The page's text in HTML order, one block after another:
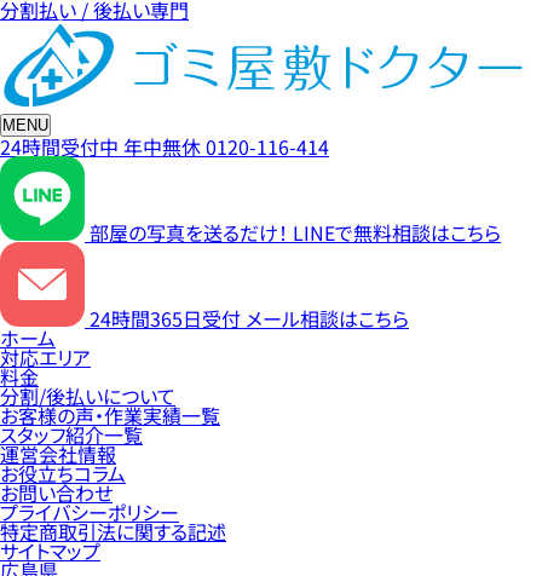
分割払い / 後払い専門
MENU
24時間受付中 年中無休0120-116-414
部屋の写真を送るだけ！ LINEで無料相談はこちら
24時間365日受付 メール相談はこちら
ホーム
対応エリア
料金
分割/後払いについて
お客様の声・作業実績一覧
スタッフ紹介一覧
運営会社情報
お役立ちコラム
お問い合わせ
プライバシーポリシー
特定商取引法に関する記述
サイトマップ
広島県